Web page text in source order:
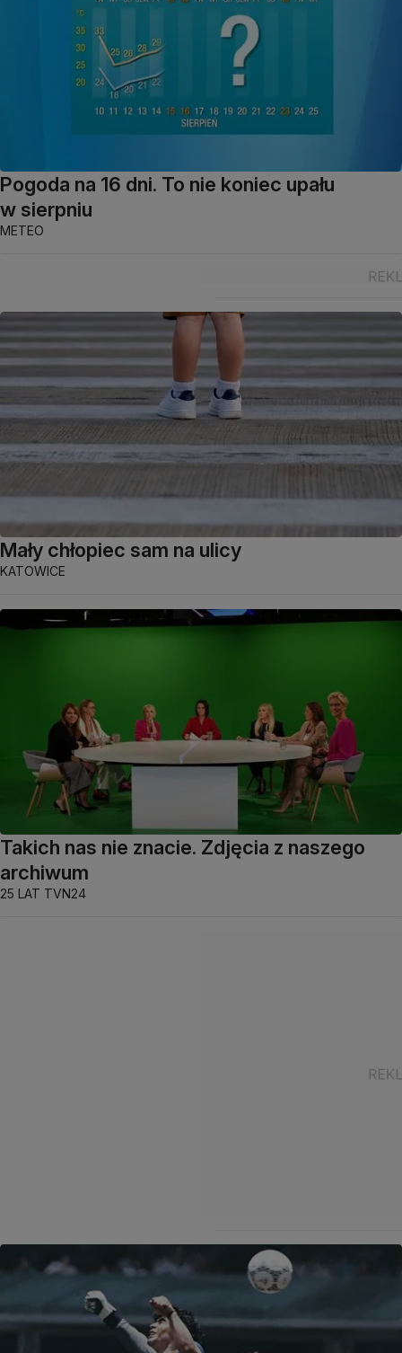
Pogoda na 16 dni. To nie koniec upału
w sierpniu
METEO
Mały chłopiec sam na ulicy
KATOWICE
Takich nas nie znacie. Zdjęcia z naszego
archiwum
25 LAT TVN24